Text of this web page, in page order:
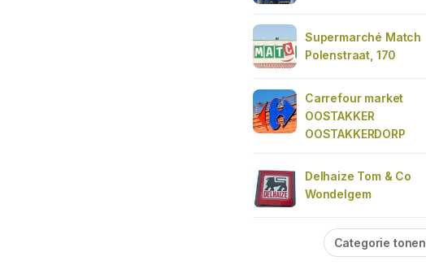
Supermarché Match
Polenstraat, 170
Carrefour market
OOSTAKKER
OOSTAKKERDORP
Delhaize Tom & Co
Wondelgem
Categorie tonen